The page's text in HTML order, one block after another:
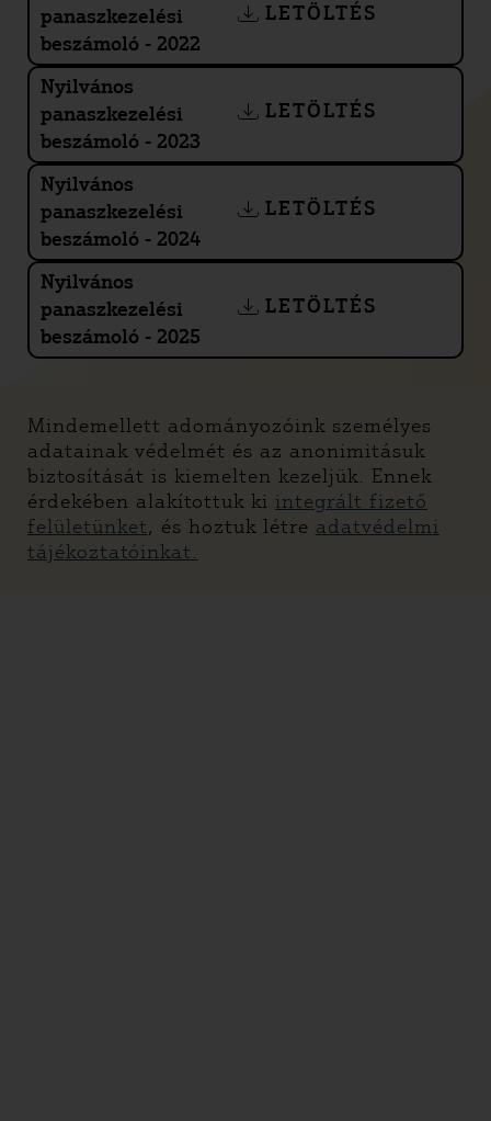
panaszkezelési
beszámoló - 2022
LETÖLTÉS
Nyilvános
panaszkezelési
beszámoló - 2023
LETÖLTÉS
Nyilvános
panaszkezelési
beszámoló - 2024
LETÖLTÉS
Nyilvános
panaszkezelési
beszámoló - 2025
LETÖLTÉS
Mindemellett adományozóink személyes
adatainak védelmét és az anonimitásuk
biztosítását is kiemelten kezeljük. Ennek
érdekében alakítottuk ki integrált fizető
felületünket, és hoztuk létre adatvédelmi
tájékoztatóinkat.